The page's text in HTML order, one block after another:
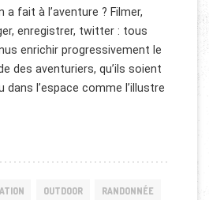
a fait à l’aventure ? Filmer,
enregistrer, twitter : tous
enrichir progressivement le
des aventuriers, qu’ils soient
dans l’espace comme l’illustre
D’AUJOURD’HUI ONT-ILS
OUTDOOR RANDONNÉE